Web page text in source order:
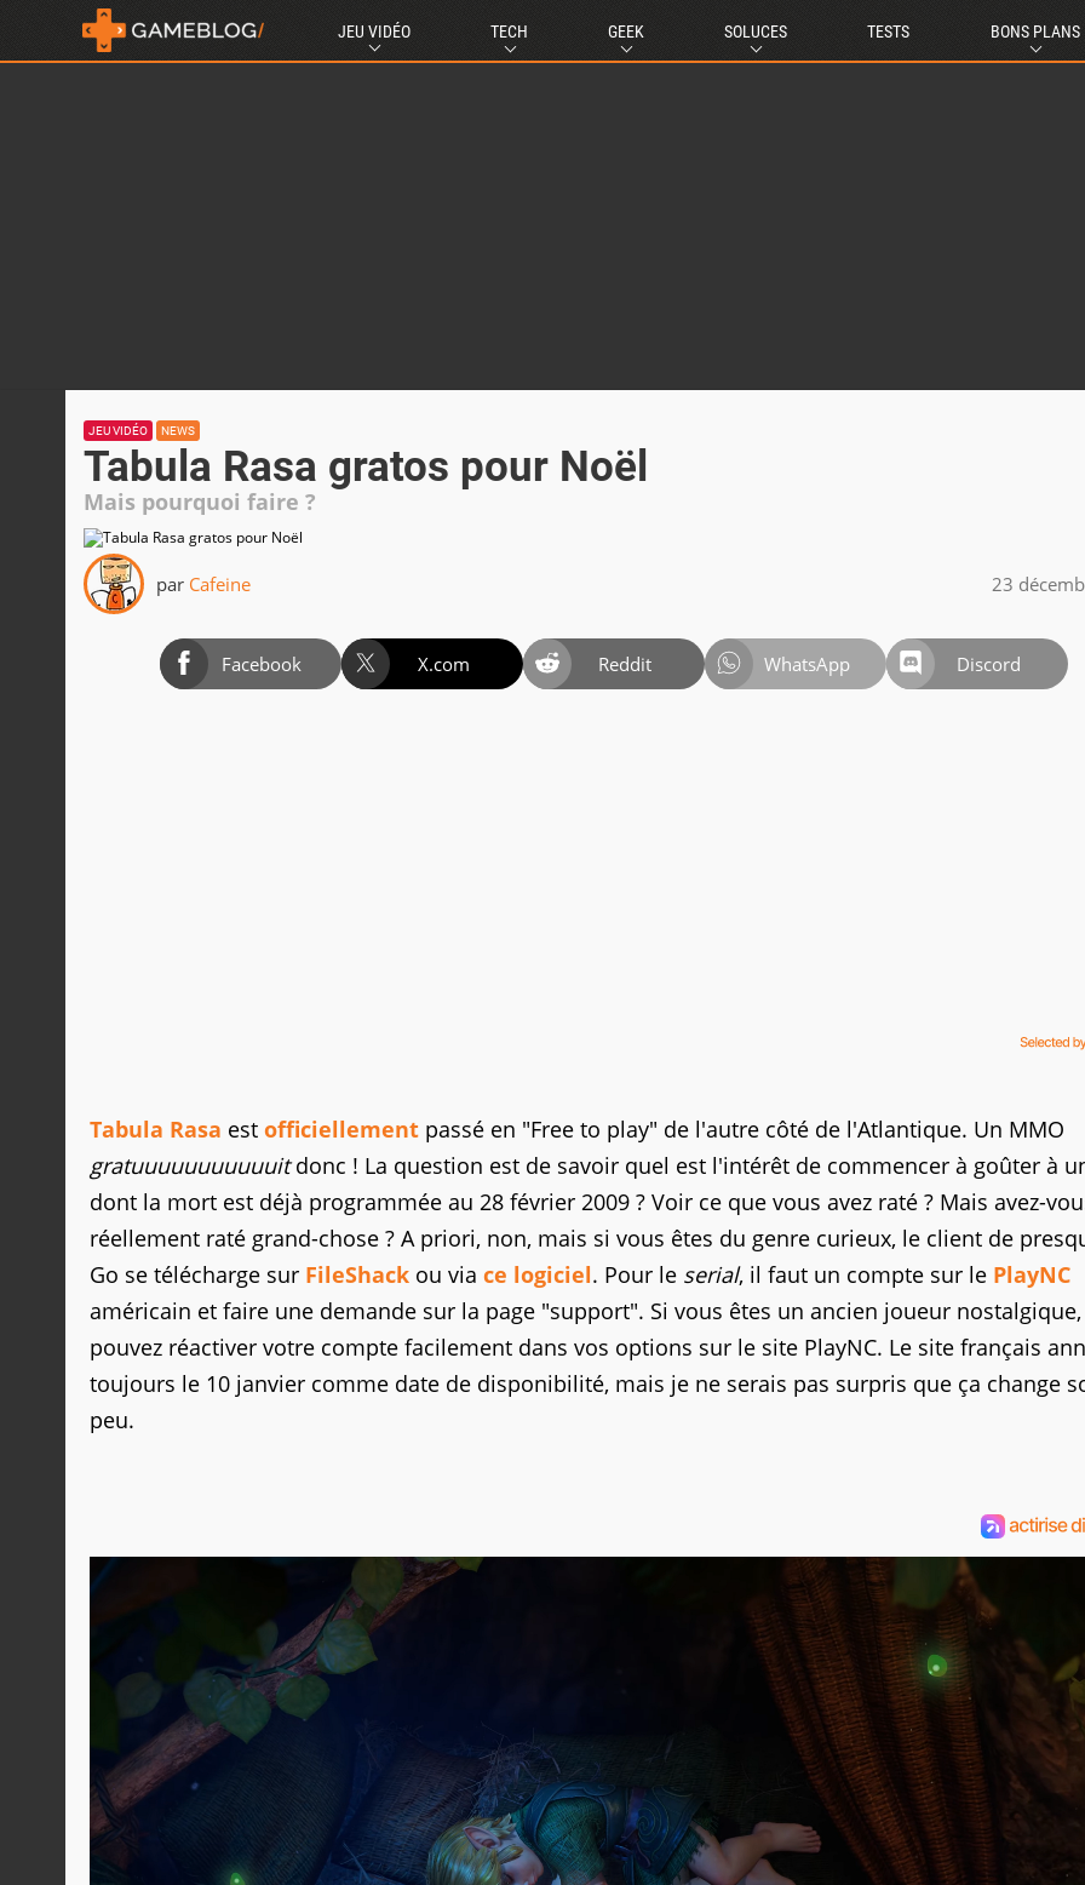
JEU VIDÉO TECH GEEK SOLUCES TESTS BONS PLANS
JEU VIDÉO NEWS
Tabula Rasa gratos pour Noël
Mais pourquoi faire ?
par Cafeine 23
Facebook X.com Reddit WhatsApp Discord
Tabula Rasa est officiellement passé en "Free to play" de l'autre côté de l'Atlantique. Un MMO
gratuuuuuuuuuuuitdonc ! La question est de savoir quel est l'intérêt de commencer à goûter à
dont la mort est déjà programmée au 28 février 2009 ? Voir ce que vous avez raté ? Mais avez-
réellement raté grand-chose ? A priori, non, mais si vous êtes du genre curieux, le client de
Go se télécharge sur FileShack ou via ce logiciel. Pour le serial, il faut un compte sur le PlayNC
américain et faire une demande sur la page "support". Si vous êtes un ancien joueur
pouvez réactiver votre compte facilement dans vos options sur le site PlayNC. Le site français
toujours le 10 janvier comme date de disponibilité, mais je ne serais pas surpris que ça change
peu.